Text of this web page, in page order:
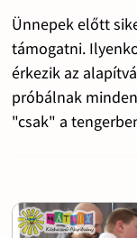
Ünnepek előtt
támogatni.
érkezik az
próbálnak
"csak" a